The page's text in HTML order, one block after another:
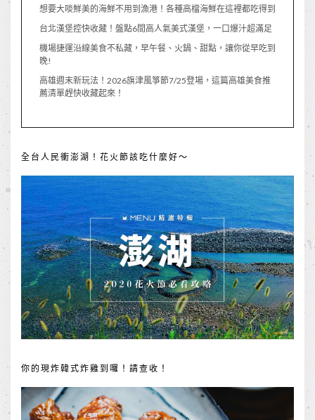
想要大啖鮮美的海鮮不用到漁港！各種高檔海鮮在這裡都吃得到
台北漢堡控快收藏！盤點6間高人氣美式漢堡，一口爆汁超滿足
機場捷運沿線美食不私藏，早午餐、火鍋、甜點，讓你從早吃到
晚!
高雄週末新玩法！2026旗津風箏節7/25登場，這篇高雄美食推
薦清單趕快收藏起來！
全台人民衝澎湖！花火節該吃什麼好～
你的現炸韓式炸雞到囉！請查收！